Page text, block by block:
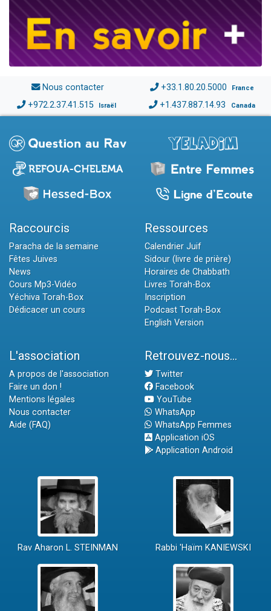
Nous contacter +33.1.80.20.5000 France
+972.2.37.41.515 Israël +1.437.887.14.93 Canada
Raccourcis
Paracha de la semaine
Fêtes Juives
News
Cours Mp3-Vidéo
Yéchiva Torah-Box
Dédicacer un cours
Ressources
Calendrier Juif
Sidour (livre de prière)
Horaires de Chabbath
Livres Torah-Box
Inscription
Podcast Torah-Box
English Version
L'association
A propos de l'association
Faire un don !
Mentions légales
Nous contacter
Aide (FAQ)
Retrouvez-nous...
Twitter
Facebook
YouTube
WhatsApp
WhatsApp Femmes
Application iOS
Application Android
Rav Aharon L. STEINMAN Rabbi 'Haïm KANIEWSKI